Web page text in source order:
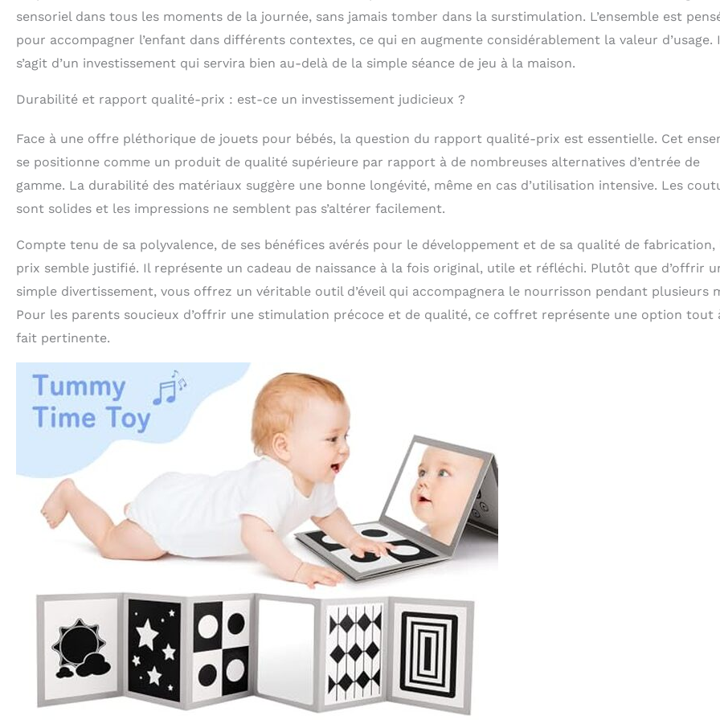
sensoriel dans tous les moments de la journée, sans jamais tomber dans la surstimulation. L’ensemble est
pour accompagner l’enfant dans différents contextes, ce qui en augmente considérablement la valeur d’usage.
s’agit d’un investissement qui servira bien au-delà de la simple séance de jeu à la maison.
Durabilité et rapport qualité-prix : est-ce un investissement judicieux ?
Face à une offre pléthorique de jouets pour bébés, la question du rapport qualité-prix est essentielle. Cet
se positionne comme un produit de qualité supérieure par rapport à de nombreuses alternatives d’entrée de
gamme. La durabilité des matériaux suggère une bonne longévité, même en cas d’utilisation intensive. Les
sont solides et les impressions ne semblent pas s’altérer facilement.
Compte tenu de sa polyvalence, de ses bénéfices avérés pour le développement et de sa qualité de fabrication,
prix semble justifié. Il représente un cadeau de naissance à la fois original, utile et réfléchi. Plutôt que d’offrir
simple divertissement, vous offrez un véritable outil d’éveil qui accompagnera le nourrisson pendant plusieurs
Pour les parents soucieux d’offrir une stimulation précoce et de qualité, ce coffret représente une option tout
fait pertinente.